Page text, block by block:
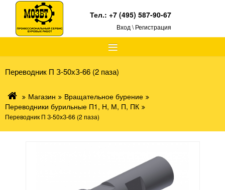
≡
Тел.:+7 (495) 587-90-67
Вход \ Регистрация
Переводник П З-50хЗ-66 (2 паза)
Магазин
Вращательное бурение
Переводники бурильные П1, Н, М, П, ПК
Переводник П З-50хЗ-66 (2 паза)